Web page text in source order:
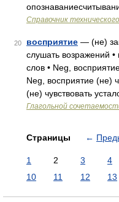
Справочник
20 восприятие — (не)
слушать возражений
слов • Neg,
Neg, восприятие (не)
(не) чувствовать
Глагольной
Страницы ←
1 2 3 4
10
11 12 13